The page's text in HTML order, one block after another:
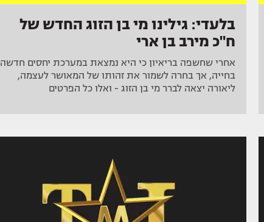
בלעדי: גילינו מי בן הזוג החדש של
ח"כ מירב בן ארי
אחרי שחשפה בריאיון כי היא נמצאת במערכת יחסים חדשה
בחייה, אך בחרה לשמור את זהותו של המאושר לעצמה,
ליאורה יצאה לברר מי בן הזוג - ואלו כל הפרטים